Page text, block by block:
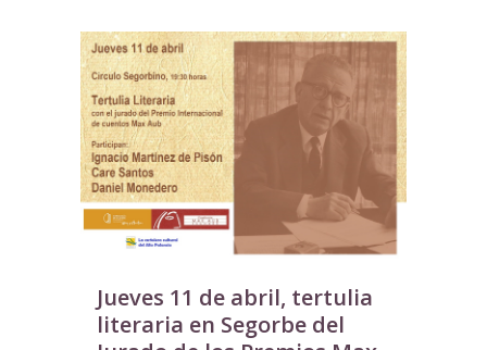
Jueves 11 de abril, tertulia
literaria en Segorbe del